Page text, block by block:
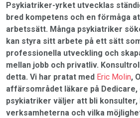
Psykiatriker-yrket utvecklas
bred kompetens och en förmåga
arbetssätt. Många psykiatriker
kan styra sitt arbete på ett sätt
professionella utveckling och
mellan jobb och privatliv.
detta. Vi har pratat med Eric Molin,
affärsområdet läkare på
psykiatriker väljer att bli konsulter,
verksamheterna och vilka